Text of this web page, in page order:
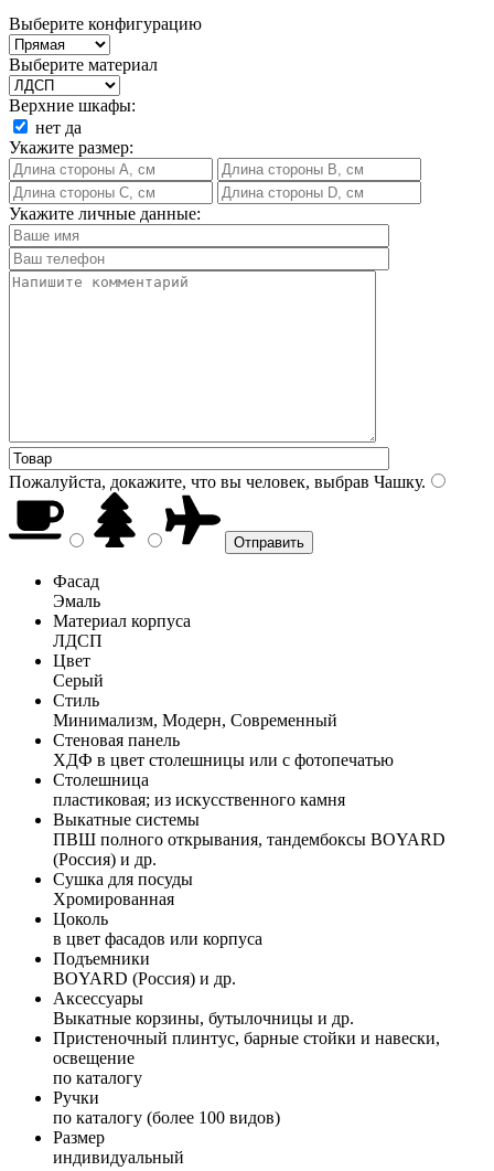
Выберите конфигурацию
Выберите материал
Верхние шкафы:
нет да
Укажите размер:
Укажите личные данные:
Пожалуйста, докажите, что вы человек, выбрав Чашку.
Фасад
Эмаль
Материал корпуса
ЛДСП
Цвет
Серый
Стиль
Минимализм, Модерн, Современный
Стеновая панель
ХДФ в цвет столешницы или с фотопечатью
Столешница
пластиковая; из искусственного камня
Выкатные системы
ПВШ полного открывания, тандембоксы BOYARD
(Россия) и др.
Сушка для посуды
Хромированная
Цоколь
в цвет фасадов или корпуса
Подъемники
BOYARD (Россия) и др.
Аксессуары
Выкатные корзины, бутылочницы и др.
Пристеночный плинтус, барные стойки и навески,
освещение
по каталогу
Ручки
по каталогу (более 100 видов)
Размер
индивидуальный